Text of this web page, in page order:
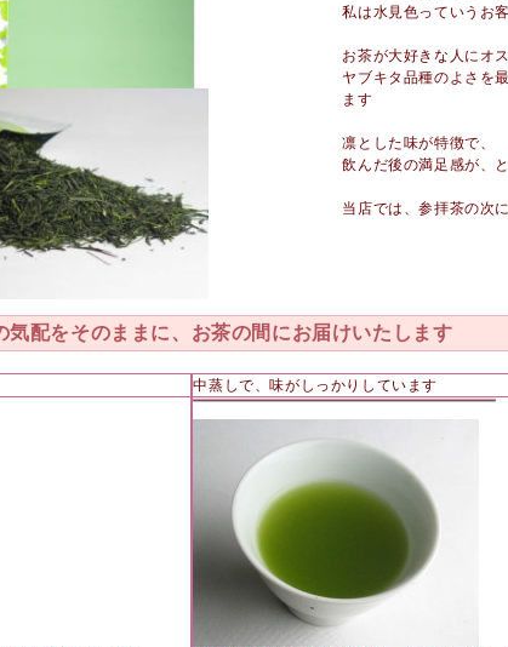
私は水見色っていうお
お茶が大好きな人にオ
ヤブキタ品種のよさを
ます
凛とした味が特徴で、
飲んだ後の満足感が、
当店では、参拝茶の次
気配をそのままに、お茶の間にお届けいたします
中蒸しで、味がしっかりしています